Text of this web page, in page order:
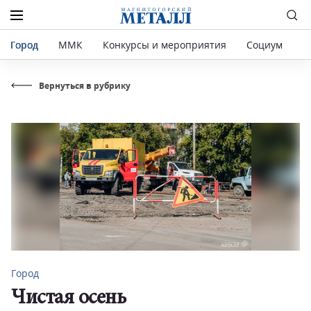
Город ММК Конкурсы и мероприятия Социум
Вернуться в рубрику
Город
Чистая осень